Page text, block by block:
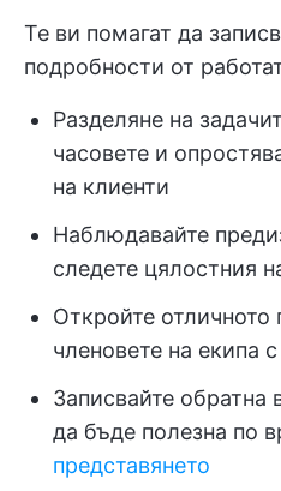
Те ви помагат да
подробности от
Разделяне на
часовете и
на клиенти
Наблюдавайте
следете цялостния
Откройте отличното
членовете на екипа
Записвайте
да бъде полезна по
представянето